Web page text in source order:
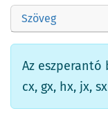
Szöveg
Az
cx, gx, hx, jx,